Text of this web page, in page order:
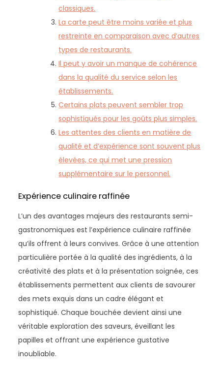
classiques.
La carte peut être moins variée et plus
restreinte en comparaison avec d’autres
types de restaurants.
Il peut y avoir un manque de cohérence
dans la qualité du service selon les
établissements.
Certains plats peuvent sembler trop
sophistiqués pour les goûts plus simples.
Les attentes des clients en matière de
qualité et d’expérience sont souvent plus
élevées, ce qui met une pression
supplémentaire sur le personnel.
Expérience culinaire raffinée
L’un des avantages majeurs des restaurants semi-
gastronomiques est l’expérience culinaire raffinée
qu’ils offrent à leurs convives. Grâce à une attention
particulière portée à la qualité des ingrédients, à la
créativité des plats et à la présentation soignée, ces
établissements permettent aux clients de savourer
des mets exquis dans un cadre élégant et
sophistiqué. Chaque bouchée devient ainsi une
véritable exploration des saveurs, éveillant les
papilles et offrant une expérience gustative
inoubliable.